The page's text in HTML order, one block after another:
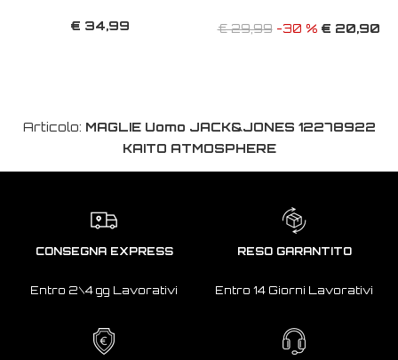
€ 34,99 € 29,99-30 % € 20,90
Articolo: MAGLIE Uomo JACK&JONES 12278922
KAITO ATMOSPHERE
CONSEGNA EXPRESS
Entro 2\4 gg Lavorativi
RESO GARANTITO
Entro 14 Giorni Lavorativi